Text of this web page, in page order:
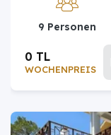
9 Personen
WOCHENPREIS
0 TL